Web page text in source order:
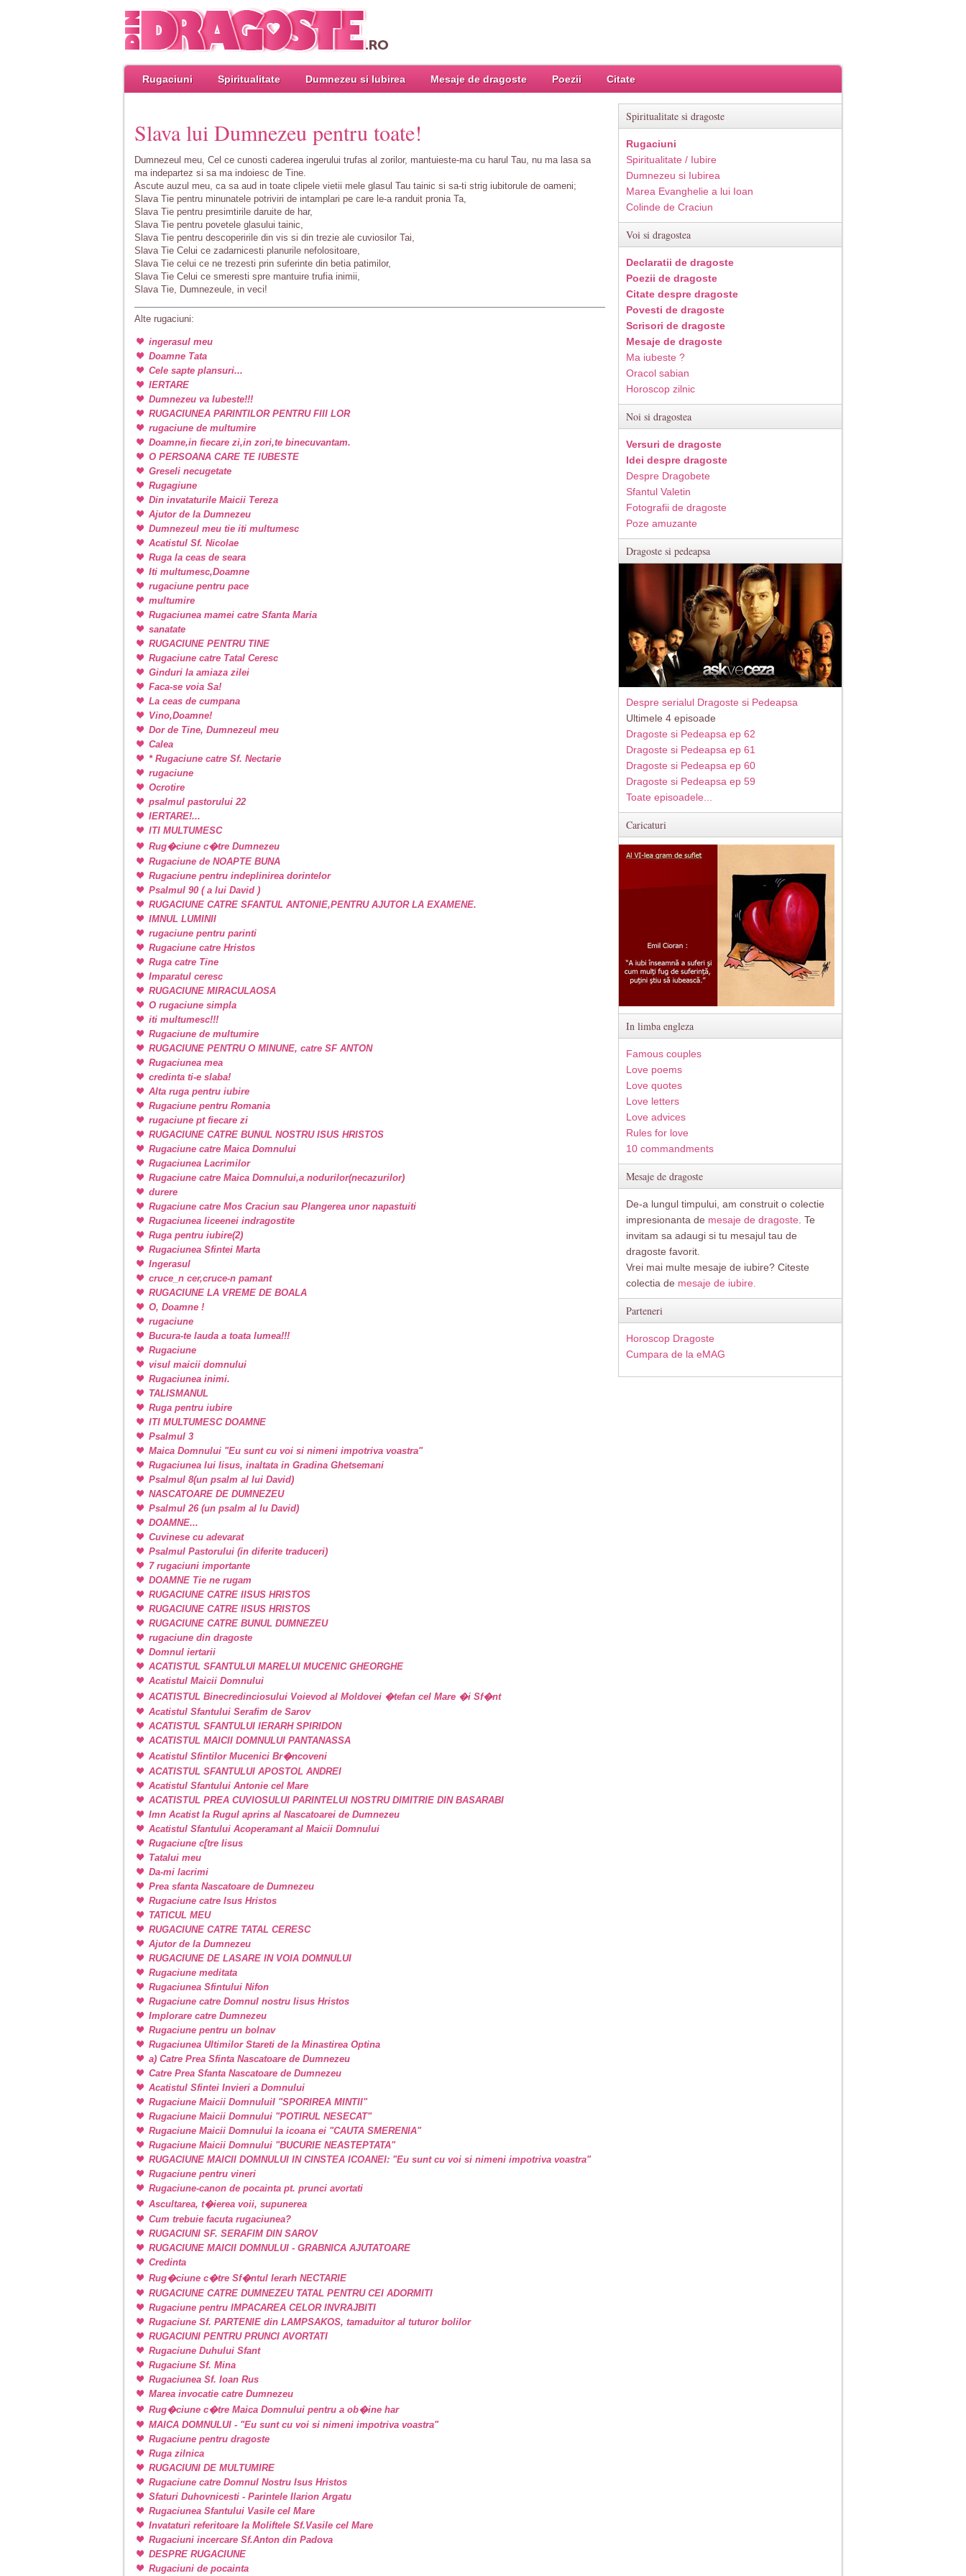
Rugaciuni Spiritualitate Dumnezeu si Iubirea Mesaje de dragoste Poezii Citate
Slava lui Dumnezeu pentru toate!
Dumnezeul meu, Cel ce cunosti caderea ingerului trufas al zorilor, mantuieste-ma cu harul Tau, nu ma lasa sa
ma indepartez si sa ma indoiesc de Tine.
Ascute auzul meu, ca sa aud in toate clipele vietii mele glasul Tau tainic si sa-ti strig iubitorule de oameni;
Slava Tie pentru minunatele potriviri de intamplari pe care le-a randuit pronia Ta,
Slava Tie pentru presimtirile daruite de har,
Slava Tie pentru povetele glasului tainic,
Slava Tie pentru descoperirile din vis si din trezie ale cuviosilor Tai,
Slava Tie Celui ce zadarnicesti planurile nefolositoare,
Slava Tie celui ce ne trezesti prin suferinte din betia patimilor,
Slava Tie Celui ce smeresti spre mantuire trufia inimii,
Slava Tie, Dumnezeule, in veci!
Alte rugaciuni:
ingerasul meu
Doamne Tata
Cele sapte plansuri...
IERTARE
Dumnezeu va Iubeste!!!
RUGACIUNEA PARINTILOR PENTRU FIII LOR
rugaciune de multumire
Doamne,in fiecare zi,in zori,te binecuvantam.
O PERSOANA CARE TE IUBESTE
Greseli necugetate
Rugagiune
Din invataturile Maicii Tereza
Ajutor de la Dumnezeu
Dumnezeul meu tie iti multumesc
Acatistul Sf. Nicolae
Ruga la ceas de seara
Iti multumesc,Doamne
rugaciune pentru pace
multumire
Rugaciunea mamei catre Sfanta Maria
sanatate
RUGACIUNE PENTRU TINE
Rugaciune catre Tatal Ceresc
Ginduri la amiaza zilei
Faca-se voia Sa!
La ceas de cumpana
Vino,Doamne!
Dor de Tine, Dumnezeul meu
Calea
* Rugaciune catre Sf. Nectarie
rugaciune
Ocrotire
psalmul pastorului 22
IERTARE!...
ITI MULTUMESC
Rug�ciune c�tre Dumnezeu
Rugaciune de NOAPTE BUNA
Rugaciune pentru indeplinirea dorintelor
Psalmul 90 ( a lui David )
RUGACIUNE CATRE SFANTUL ANTONIE,PENTRU AJUTOR LA EXAMENE.
IMNUL LUMINII
rugaciune pentru parinti
Rugaciune catre Hristos
Ruga catre Tine
Imparatul ceresc
RUGACIUNE MIRACULAOSA
O rugaciune simpla
iti multumesc!!!
Rugaciune de multumire
RUGACIUNE PENTRU O MINUNE, catre SF ANTON
Rugaciunea mea
credinta ti-e slaba!
Alta ruga pentru iubire
Rugaciune pentru Romania
rugaciune pt fiecare zi
RUGACIUNE CATRE BUNUL NOSTRU ISUS HRISTOS
Rugaciune catre Maica Domnului
Rugaciunea Lacrimilor
Rugaciune catre Maica Domnului,a nodurilor(necazurilor)
durere
Rugaciune catre Mos Craciun sau Plangerea unor napastuiti
Rugaciunea liceenei indragostite
Ruga pentru iubire(2)
Rugaciunea Sfintei Marta
Ingerasul
cruce_n cer,cruce-n pamant
RUGACIUNE LA VREME DE BOALA
O, Doamne !
rugaciune
Bucura-te lauda a toata lumea!!!
Rugaciune
visul maicii domnului
Rugaciunea inimi.
TALISMANUL
Ruga pentru iubire
ITI MULTUMESC DOAMNE
Psalmul 3
Maica Domnului "Eu sunt cu voi si nimeni impotriva voastra"
Rugaciunea lui Iisus, inaltata in Gradina Ghetsemani
Psalmul 8(un psalm al lui David)
NASCATOARE DE DUMNEZEU
Psalmul 26 (un psalm al lu David)
DOAMNE...
Cuvinese cu adevarat
Psalmul Pastorului (in diferite traduceri)
7 rugaciuni importante
DOAMNE Tie ne rugam
RUGACIUNE CATRE IISUS HRISTOS
RUGACIUNE CATRE IISUS HRISTOS
RUGACIUNE CATRE BUNUL DUMNEZEU
rugaciune din dragoste
Domnul iertarii
ACATISTUL SFANTULUI MARELUI MUCENIC GHEORGHE
Acatistul Maicii Domnului
ACATISTUL Binecredinciosului Voievod al Moldovei �tefan cel Mare �i Sf�nt
Acatistul Sfantului Serafim de Sarov
ACATISTUL SFANTULUI IERARH SPIRIDON
ACATISTUL MAICII DOMNULUI PANTANASSA
Acatistul Sfintilor Mucenici Br�ncoveni
ACATISTUL SFANTULUI APOSTOL ANDREI
Acatistul Sfantului Antonie cel Mare
ACATISTUL PREA CUVIOSULUI PARINTELUI NOSTRU DIMITRIE DIN BASARABI
Imn Acatist la Rugul aprins al Nascatoarei de Dumnezeu
Acatistul Sfantului Acoperamant al Maicii Domnului
Rugaciune c[tre Iisus
Tatalui meu
Da-mi lacrimi
Prea sfanta Nascatoare de Dumnezeu
Rugaciune catre Isus Hristos
TATICUL MEU
RUGACIUNE CATRE TATAL CERESC
Ajutor de la Dumnezeu
RUGACIUNE DE LASARE IN VOIA DOMNULUI
Rugaciune meditata
Rugaciunea Sfintului Nifon
Rugaciune catre Domnul nostru Iisus Hristos
Implorare catre Dumnezeu
Rugaciune pentru un bolnav
Rugaciunea Ultimilor Stareti de la Minastirea Optina
a) Catre Prea Sfinta Nascatoare de Dumnezeu
Catre Prea Sfanta Nascatoare de Dumnezeu
Acatistul Sfintei Invieri a Domnului
Rugaciune Maicii DomnuluiI "SPORIREA MINTII"
Rugaciune Maicii Domnului "POTIRUL NESECAT"
Rugaciune Maicii Domnului la icoana ei "CAUTA SMERENIA"
Rugaciune Maicii Domnului "BUCURIE NEASTEPTATA"
RUGACIUNE MAICII DOMNULUI IN CINSTEA ICOANEI: "Eu sunt cu voi si nimeni impotriva voastra"
Rugaciune pentru vineri
Rugaciune-canon de pocainta pt. prunci avortati
Ascultarea, t�ierea voii, supunerea
Cum trebuie facuta rugaciunea?
RUGACIUNI SF. SERAFIM DIN SAROV
RUGACIUNE MAICII DOMNULUI - GRABNICA AJUTATOARE
Credinta
Rug�ciune c�tre Sf�ntul Ierarh NECTARIE
RUGACIUNE CATRE DUMNEZEU TATAL PENTRU CEI ADORMITI
Rugaciune pentru IMPACAREA CELOR INVRAJBITI
Rugaciune Sf. PARTENIE din LAMPSAKOS, tamaduitor al tuturor bolilor
RUGACIUNI PENTRU PRUNCI AVORTATI
Rugaciune Duhului Sfant
Rugaciune Sf. Mina
Rugaciunea Sf. Ioan Rus
Marea invocatie catre Dumnezeu
Rug�ciune c�tre Maica Domnului pentru a ob�ine har
MAICA DOMNULUI - "Eu sunt cu voi si nimeni impotriva voastra"
Rugaciune pentru dragoste
Ruga zilnica
RUGACIUNI DE MULTUMIRE
Rugaciune catre Domnul Nostru Isus Hristos
Sfaturi Duhovnicesti - Parintele Ilarion Argatu
Rugaciunea Sfantului Vasile cel Mare
Invataturi referitoare la Moliftele Sf.Vasile cel Mare
Rugaciuni incercare Sf.Anton din Padova
DESPRE RUGACIUNE
Rugaciuni de pocainta
Spiritualitate si dragoste
Rugaciuni
Spiritualitate / Iubire
Dumnezeu si Iubirea
Marea Evanghelie a lui Ioan
Colinde de Craciun
Voi si dragostea
Declaratii de dragoste
Poezii de dragoste
Citate despre dragoste
Povesti de dragoste
Scrisori de dragoste
Mesaje de dragoste
Ma iubeste ?
Oracol sabian
Horoscop zilnic
Noi si dragostea
Versuri de dragoste
Idei despre dragoste
Despre Dragobete
Sfantul Valetin
Fotografii de dragoste
Poze amuzante
Dragoste si pedeapsa
Despre serialul Dragoste si Pedeapsa
Ultimele 4 episoade
Dragoste si Pedeapsa ep 62
Dragoste si Pedeapsa ep 61
Dragoste si Pedeapsa ep 60
Dragoste si Pedeapsa ep 59
Toate episoadele...
Caricaturi
In limba engleza
Famous couples
Love poems
Love quotes
Love letters
Love advices
Rules for love
10 commandments
Mesaje de dragoste
De-a lungul timpului, am construit o colectie
impresionanta de mesaje de dragoste . Te
invitam sa adaugi si tu mesajul tau de
dragoste favorit.
Vrei mai multe mesaje de iubire? Citeste
colectia de mesaje de iubire.
Parteneri
Horoscop Dragoste
Cumpara de la eMAG